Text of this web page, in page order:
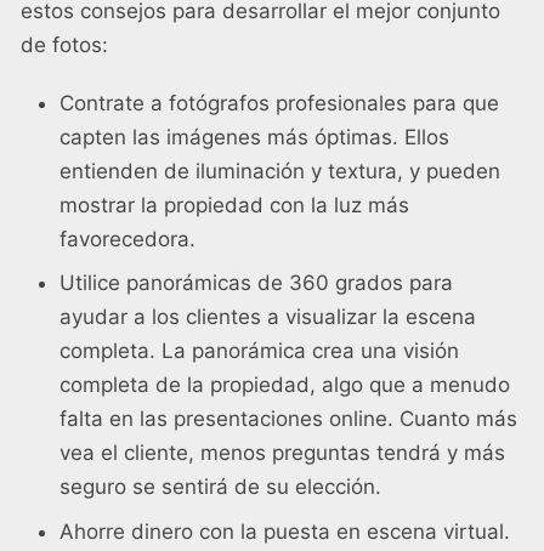
estos consejos para desarrollar el mejor conjunto
de fotos:
Contrate a fotógrafos profesionales para que
capten las imágenes más óptimas. Ellos
entienden de iluminación y textura, y pueden
mostrar la propiedad con la luz más
favorecedora.
Utilice panorámicas de 360 grados para
ayudar a los clientes a visualizar la escena
completa. La panorámica crea una visión
completa de la propiedad, algo que a menudo
falta en las presentaciones online. Cuanto más
vea el cliente, menos preguntas tendrá y más
seguro se sentirá de su elección.
Ahorre dinero con la puesta en escena virtual.